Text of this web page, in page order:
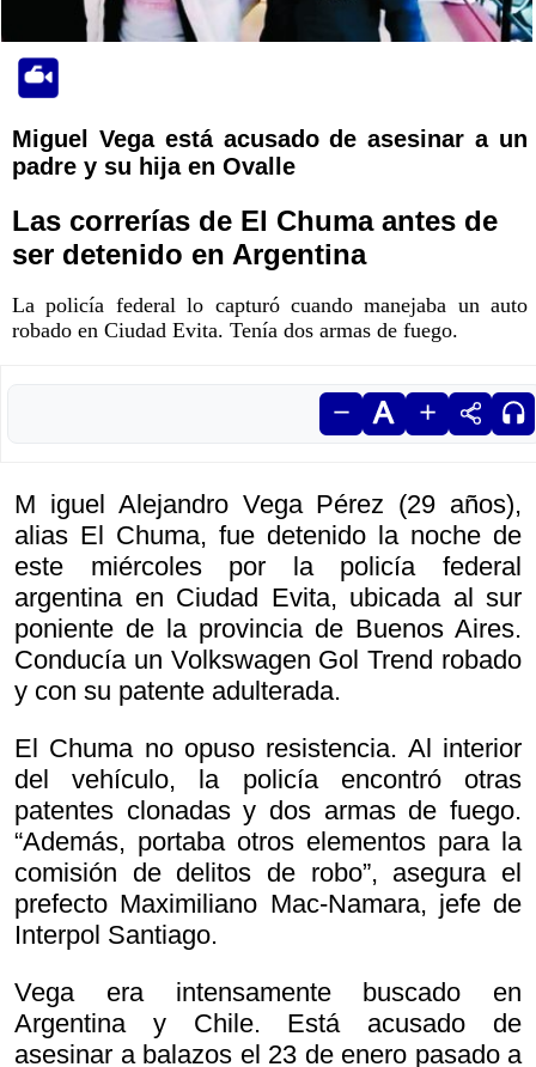
Miguel Vega está acusado de asesinar a un
padre y su hija en Ovalle
Las correrías de El Chuma antes de
ser detenido en Argentina
La policía federal lo capturó cuando manejaba un auto
robado en Ciudad Evita. Tenía dos armas de fuego.
M iguel Alejandro Vega Pérez (29 años),
alias El Chuma, fue detenido la noche de
este miércoles por la policía federal
argentina en Ciudad Evita, ubicada al sur
poniente de la provincia de Buenos Aires.
Conducía un Volkswagen Gol Trend robado
y con su patente adulterada.
El Chuma no opuso resistencia. Al interior
del vehículo, la policía encontró otras
patentes clonadas y dos armas de fuego.
“Además, portaba otros elementos para la
comisión de delitos de robo”, asegura el
prefecto Maximiliano Mac-Namara, jefe de
Interpol Santiago.
Vega era intensamente buscado en
Argentina y Chile. Está acusado de
asesinar a balazos el 23 de enero pasado a